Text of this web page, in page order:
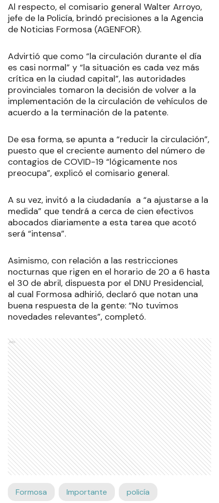
Al respecto, el comisario general Walter Arroyo,
jefe de la Policía, brindó precisiones a la Agencia
de Noticias Formosa (AGENFOR).
Advirtió que como “la circulación durante el día
es casi normal” y “la situación es cada vez más
crítica en la ciudad capital”, las autoridades
provinciales tomaron la decisión de volver a la
implementación de la circulación de vehículos de
acuerdo a la terminación de la patente.
De esa forma, se apunta a “reducir la circulación”,
puesto que el creciente aumento del número de
contagios de COVID-19 “lógicamente nos
preocupa”, explicó el comisario general.
A su vez, invitó a la ciudadanía a “a ajustarse a la
medida” que tendrá a cerca de cien efectivos
abocados diariamente a esta tarea que acotó
será “intensa”.
Asimismo, con relación a las restricciones
nocturnas que rigen en el horario de 20 a 6 hasta
el 30 de abril, dispuesta por el DNU Presidencial,
al cual Formosa adhirió, declaró que notan una
buena respuesta de la gente: “No tuvimos
novedades relevantes”, completó.
Ads
Formosa Importante policía